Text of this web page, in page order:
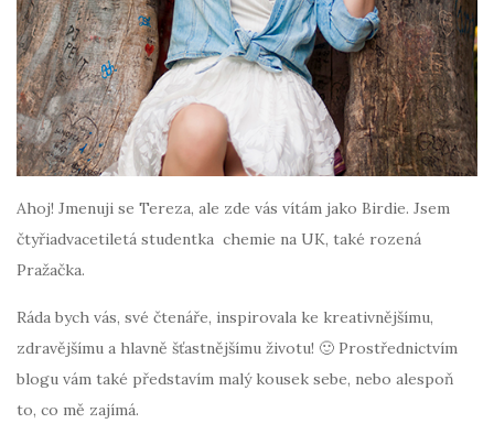
Ahoj! Jmenuji se Tereza, ale zde vás vítám jako Birdie. Jsem
čtyřiadvacetiletá studentka chemie na UK, také rozená
Pražačka.
Ráda bych vás, své čtenáře, inspirovala ke kreativnějšímu,
zdravějšímu a hlavně šťastnějšímu životu! 🙂 Prostřednictvím
blogu vám také představím malý kousek sebe, nebo alespoň
to, co mě zajímá.